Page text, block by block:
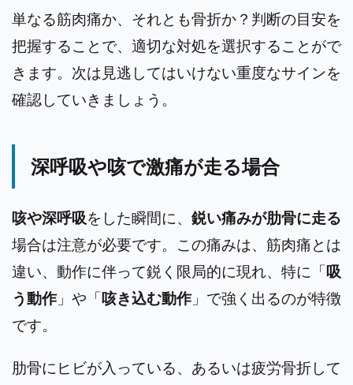
単なる筋肉痛か、それとも骨折か？判断の目安を
把握することで、適切な対処を選択することがで
きます。次は見逃してはいけない重度なサインを
確認していきましょう。
深呼吸や咳で激痛が走る場合
咳や深呼吸をした瞬間に、 鋭い痛みが肋骨に走る
場合は注意が必要です。この痛みは、筋肉痛とは
違い、動作に伴って鋭く限局的に現れ、特に「吸
う動作 」や「咳き込む動作 」で強く出るのが特徴
です。
肋骨にヒビが入っている、あるいは疲労骨折して